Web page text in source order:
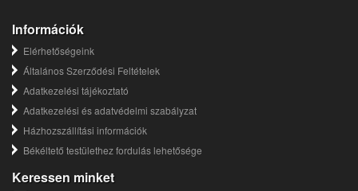
Információk
Elérhetőségeink
Általános Szerződési Feltételek
Adatkezelési tájékoztató
Adatkezelési és adatvédelmi szabályzat
Házhozszállítási információk
Békéltető testülethez fordulás lehetősége
Keressen minket